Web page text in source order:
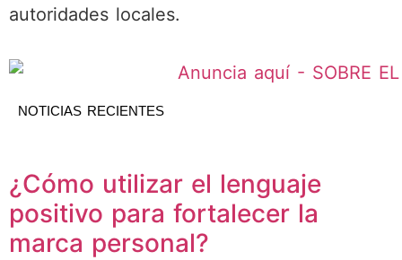
autoridades locales.
NOTICIAS RECIENTES
¿Cómo utilizar el lenguaje
positivo para fortalecer la
marca personal?